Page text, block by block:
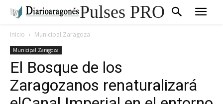
Pulses PRO
Inicio Municipal Zaragoza
Municipal Zaragoza
El Bosque de los
Zaragozanos renaturalizará